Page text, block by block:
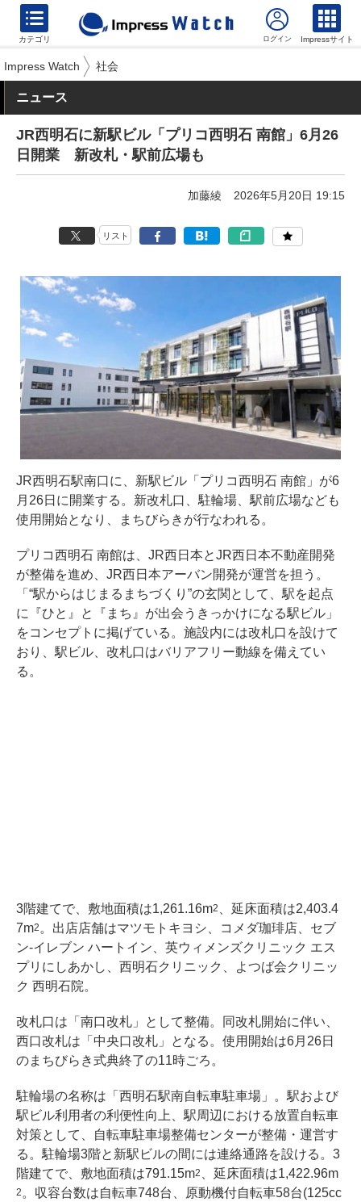
カテゴリ Impressサイト
Impress Watch 社会
ニュース
JR西明石に新駅ビル「プリコ西明石 南館」6月26
日開業 新改札・駅前広場も
加藤綾 2026年5月20日 19:15
リスト
JR西明石駅南口に、新駅ビル「プリコ西明石 南館」が6
月26日に開業する。新改札口、駐輪場、駅前広場なども
使用開始となり、まちびらきが行なわれる。
プリコ西明石 南館は、JR西日本とJR西日本不動産開発
が整備を進め、JR西日本アーバン開発が運営を担う。
「“駅からはじまるまちづくり”の玄関として、駅を起点
に『ひと』と『まち』が出会うきっかけになる駅ビル」
をコンセプトに掲げている。施設内には改札口を設けて
おり、駅ビル、改札口はバリアフリー動線を備えてい
る。
3階建てで、敷地面積は1,261.16m2
、延床面積は2,403.4
7m2 。出店店舗はマツモトキヨシ、コメダ珈琲店、セブ
ン-イレブン ハートイン、英ウィメンズクリニック エス
プリにしあかし、西明石クリニック、よつば会クリニッ
ク 西明石院。
改札口は「南口改札」として整備。同改札開始に伴い、
西口改札は「中央口改札」となる。使用開始は6月26日
のまちびらき式典終了の11時ごろ。
駐輪場の名称は「西明石駅南自転車駐車場」。駅および
駅ビル利用者の利便性向上、駅周辺における放置自転車
対策として、自転車駐車場整備センターが整備・運営す
る。駐輪場3階と新駅ビルの間には連絡通路を設ける。3
階建てで、敷地面積は791.15m2 、延床面積は1,422.96m
2 。収容台数は自転車748台、原動機付自転車58台(125cc